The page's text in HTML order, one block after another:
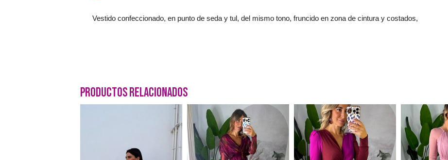
Vestido confeccionado, en punto de seda y tul, del mismo tono, fruncido en zona de cintura y costados,
Productos Relacionados